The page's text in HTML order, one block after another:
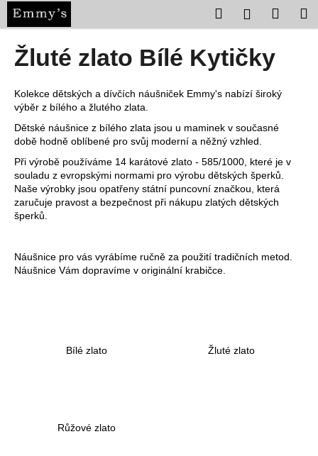
obsah
Hledat Přihlášení
Žluté zlato Bílé Kytičky
Kolekce dětských a dívčích náušniček Emmy's nabízí široký
výběr z bílého a žlutého zlata.
Dětské náušnice z bílého zlata jsou u maminek v současné
době hodně oblíbené pro svůj moderní a něžný vzhled.
Při výrobě používáme 14 karátové zlato - 585/1000, které je v
souladu z evropskými normami pro výrobu dětských šperků.
Naše výrobky jsou opatřeny státní puncovní značkou, která
zaručuje pravost a bezpečnost při nákupu zlatých dětských
šperků.
Náušnice pro vás vyrábíme ručně za použití tradičních metod.
Náušnice Vám dopravíme v originální krabičce.
Bílé zlato Žluté zlato
Růžové zlato
o
o
p
o
t
ř
e
b
u
e
t